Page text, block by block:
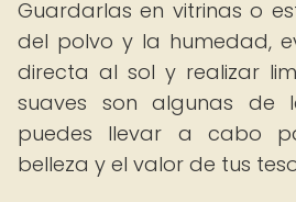
Guardarlas en vitrinas o
del polvo y la humedad,
directa al sol y realizar
suaves son algunas de
puedes llevar a cabo
belleza y el valor de tus